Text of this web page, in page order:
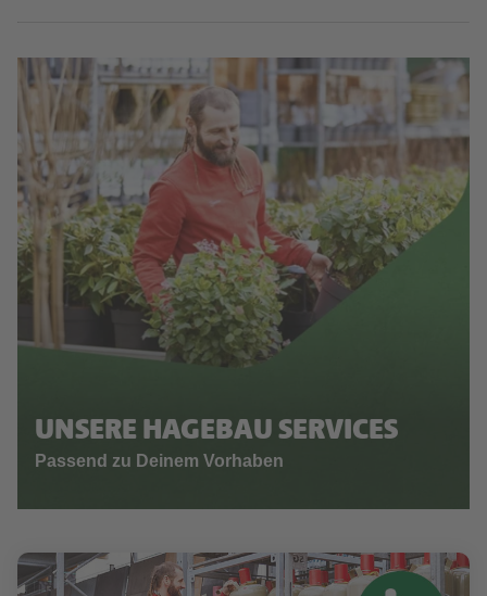
UNSERE HAGEBAU SERVICES
Passend zu Deinem Vorhaben